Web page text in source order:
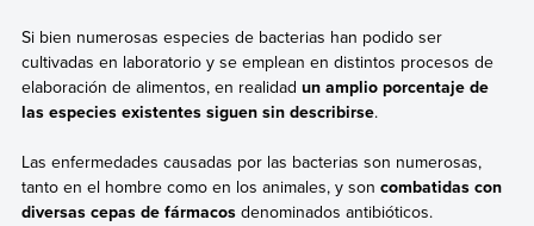
Si bien numerosas especies de bacterias han podido ser
cultivadas en laboratorio y se emplean en distintos procesos de
elaboración de alimentos, en realidad un amplio porcentaje de
las especies existentes siguen sin describirse.
Las enfermedades causadas por las bacterias son numerosas,
tanto en el hombre como en los animales, y son combatidas con
diversas cepas de fármacosdenominados antibióticos.